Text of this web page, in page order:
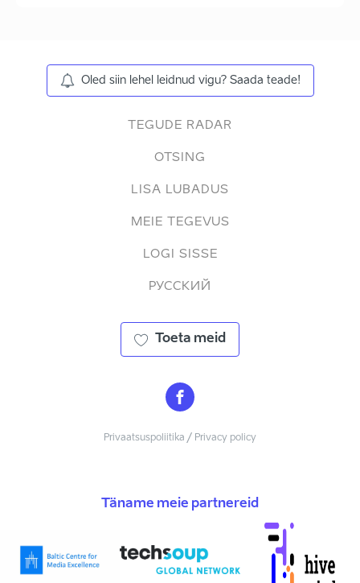
Oled siin lehel leidnud vigu? Saada teade!
TEGUDE RADAR
OTSING
LISA LUBADUS
MEIE TEGEVUS
LOGI SISSE
РУССКИЙ
Toeta meid
Privaatsuspoliitika / Privacy policy
Täname meie partnereid